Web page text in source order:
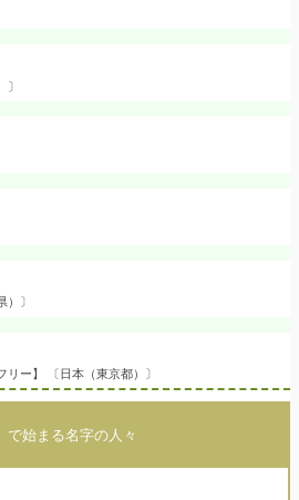
〕
ー】 〔日本（東京都）〕
で始まる名字の人々